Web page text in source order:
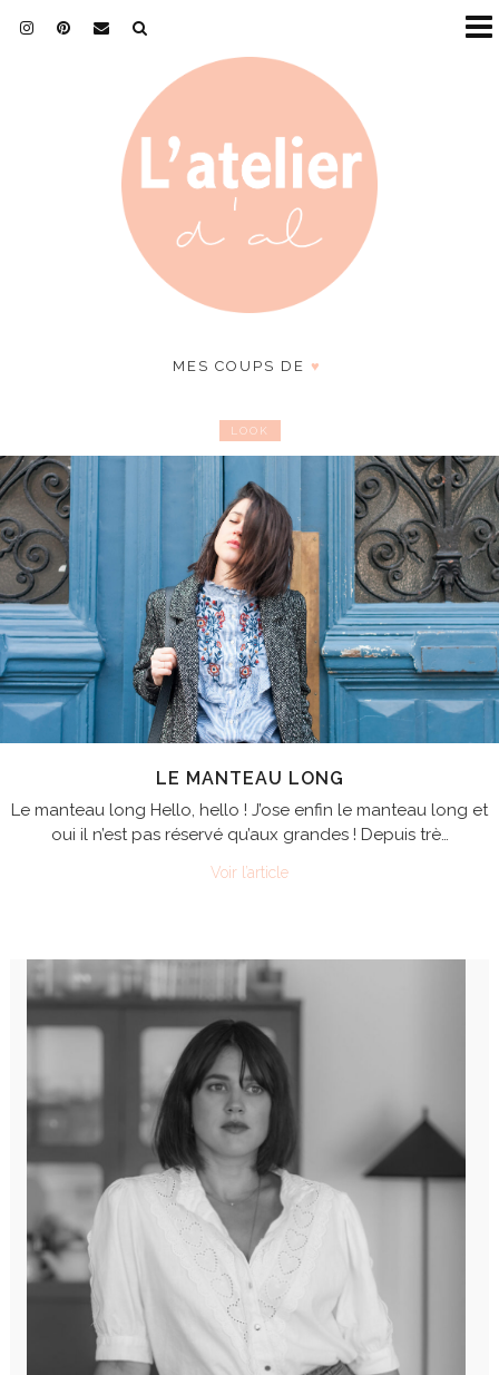
MES COUPS DE ♥
LOOK
LE MANTEAU LONG
Le manteau long Hello, hello ! J’ose enfin le manteau long et
oui il n’est pas réservé qu’aux grandes ! Depuis trè…
Voir l’article